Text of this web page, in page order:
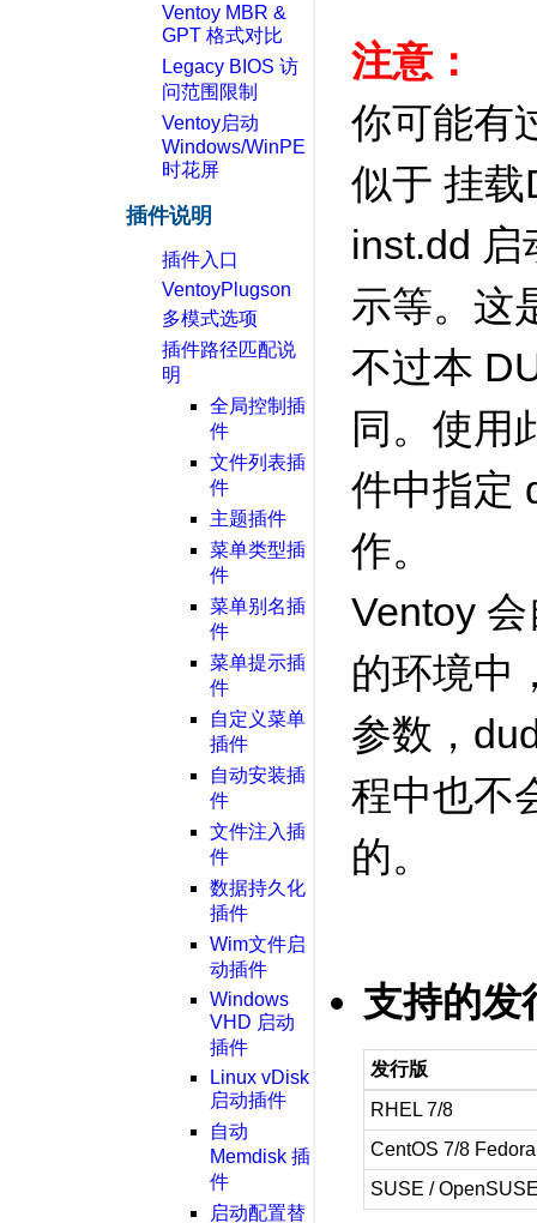
Ventoy MBR &
GPT 格式对比
Legacy BIOS 访
问范围限制
Ventoy启动
Windows/WinPE
时花屏
插件说明
插件入口
VentoyPlugson
多模式选项
插件路径匹配说
明
全局控制插
件
文件列表插
件
主题插件
菜单类型插
件
菜单别名插
件
菜单提示插
件
自定义菜单
插件
自动安装插
件
文件注入插
件
数据持久化
插件
Wim文件启
动插件
Windows
VHD 启动
插件
Linux vDisk
启动插件
自动
Memdisk 插
件
启动配置替
注意：
你可能有
似于 挂
inst.dd
示等。这
不过本
同。使用
件中指定
作。
Ventoy
的环境中
参数，
程中也不
的。
支持的发
发行版
RHEL 7/8
CentOS 7/8 Fedora
SUSE /